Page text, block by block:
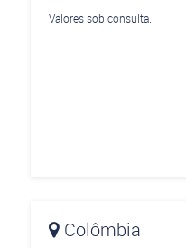
Valores sob consulta.
Colômbia